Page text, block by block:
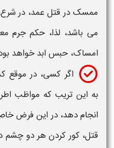
ممسک در قتل عمد، در
می باشد، لذا، حکمجرم
امساک، حبس ابد خواهد
اگر کسی، در موقع
به این تریب که مواظب
انجام دهد، در این فرض
قتل، کور کردن هر دو چشم